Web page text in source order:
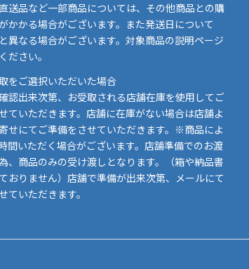
送品など一部商品については、その他商品との購
かかる場合がございます。また発送日について
異なる場合がございます。対象商品の説明ページ
ださい。
をご選択いただいた場合
認出来次第、お受取される店舗在庫を使用してご
ていただきます。店舗に在庫がない場合は店舗よ
せにてご準備をさせていただきます。※商品によ
間いただく場合がございます。店舗準備でのお渡
、商品のみの受け渡しとなります。（箱や納品書
おりません）店舗で準備が出来次第、メールにて
ていただきます。